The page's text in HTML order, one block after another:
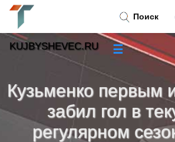
Кузьменко первым
забил гол в
регулярном
Поиск
KUJBYSHEVEC.RU ☰
Новости»
Тренды новостей »
Рубрики»